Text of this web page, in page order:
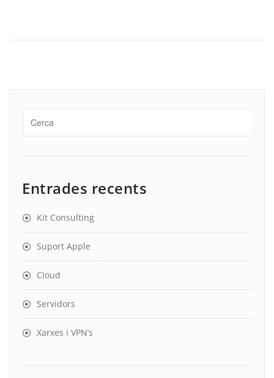
Entrades recents
Kit Consulting
Suport Apple
Cloud
Servidors
Xarxes i VPN’s